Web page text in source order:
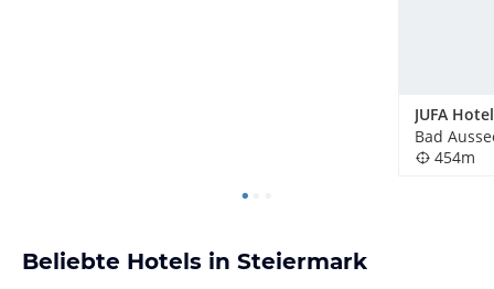
Bad
454m
Beliebte Hotels in Steiermark